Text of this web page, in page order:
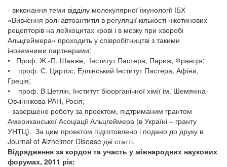
- виконання теми відділу молекулярної імунології ІБХ
«Вивчення ролі автоантитіл в регуляції кількості нікотинових
рецепторів на лейкоцитах крові і в мозку при хворобі
Альцгеймера» проходить у співробітництві з такими
іноземними партнерами:
• Проф. Ж.-П. Шанже, Інститут Пастера, Париж, Франція;
• проф. С. Цартос, Еллінський Інститут Пастера, Афіни,
Греція;
• проф. В.Цетлін, Інститут біоорганічної хімії ім. Шемякіна-
Овчіннікова РАН, Росія;
- завершено роботу за проектом, підтриманим грантом
Американської Асоціації Альцгеймера (в Україні – гранту
УНТЦ). За цим проектом підготовлено і подано до друку в
Journal of Alzheimer Disease дві статті.
Відрядження за кордон та участь у міжнародних наукових
форумах, 2011 рік: